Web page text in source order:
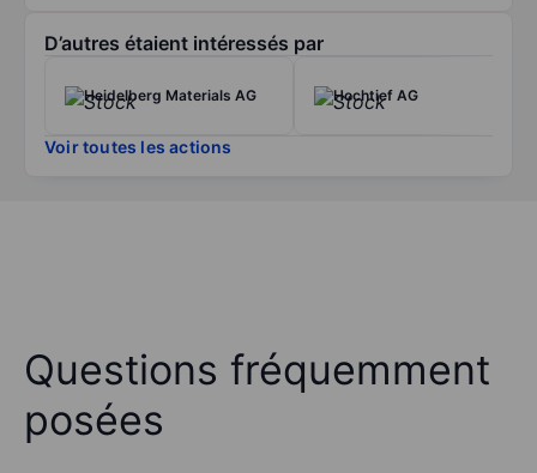
D’autres étaient intéressés par
Heidelberg Materials AG Hochtief AG
Voir toutes les actions
Questions fréquemment
posées